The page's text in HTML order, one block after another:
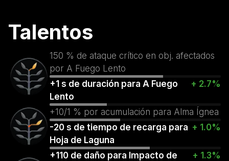
Talentos
150 % de ataque crítico en obj. afectados
por A Fuego Lento
+1 s de duración para A Fuego
Lento
+ 2.7%
+10/1 % por acumulación para Alma Ígnea
-20 s de tiempo de recarga para
Hoja de Laguna
+ 1.0%
+110 de daño para Impacto de
+ 1.3%